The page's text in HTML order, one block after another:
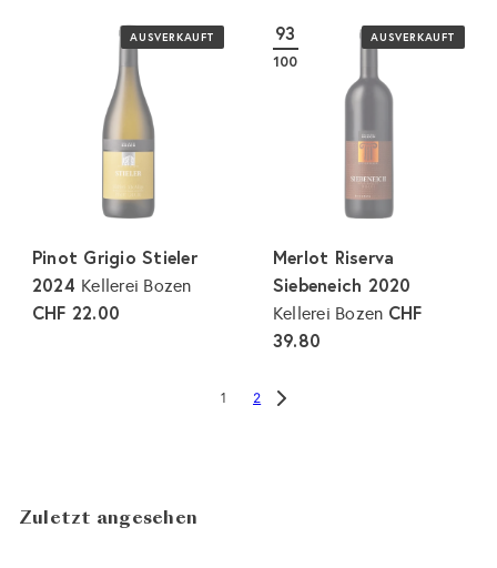
AUSVERKAUFT
Pinot Grigio Stieler
2024 Kellerei Bozen
CHF 22.00
AUSVERKAUFT
93
100
Merlot Riserva
Siebeneich 2020
Kellerei Bozen CHF
39.80
1 2
Zuletzt angesehen